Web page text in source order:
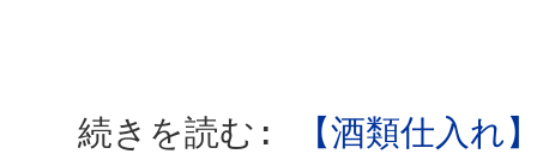
続きを読む:
【酒類仕入